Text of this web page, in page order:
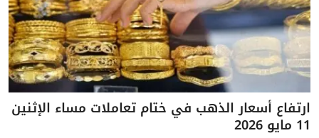
ارتفاع أسعار الذهب في ختام تعاملات مساء الإثنين
11 مايو 2026